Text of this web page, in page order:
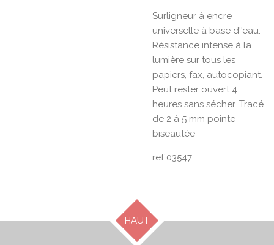
Surligneur à encre
universelle à base d''eau.
Résistance intense à la
lumière sur tous les
papiers, fax, autocopiant.
Peut rester ouvert 4
heures sans sécher. Tracé
de 2 à 5 mm pointe
biseautée
ref 03547
HAUT